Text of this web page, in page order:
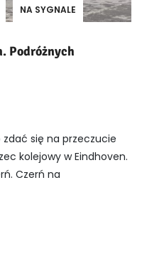
NA SYGNALE
Podróżnych
zdać się na przeczucie
kolejowy w Eindhoven.
Czerń na